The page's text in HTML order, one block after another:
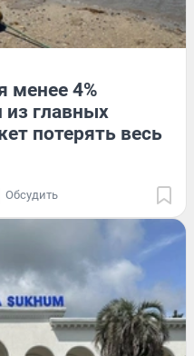
менее 4%
из главных
потерять весь
Обсудить